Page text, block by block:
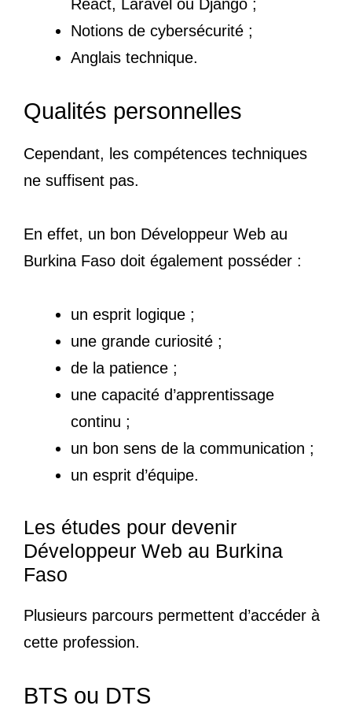
React, Laravel ou Django ;
Notions de cybersécurité ;
Anglais technique.
Qualités personnelles
Cependant, les compétences techniques
ne suffisent pas.
En effet, un bon Développeur Web au
Burkina Faso doit également posséder :
un esprit logique ;
une grande curiosité ;
de la patience ;
une capacité d’apprentissage
continu ;
un bon sens de la communication ;
un esprit d’équipe.
Les études pour devenir
Développeur Web au Burkina
Faso
Plusieurs parcours permettent d’accéder à
cette profession.
BTS ou DTS